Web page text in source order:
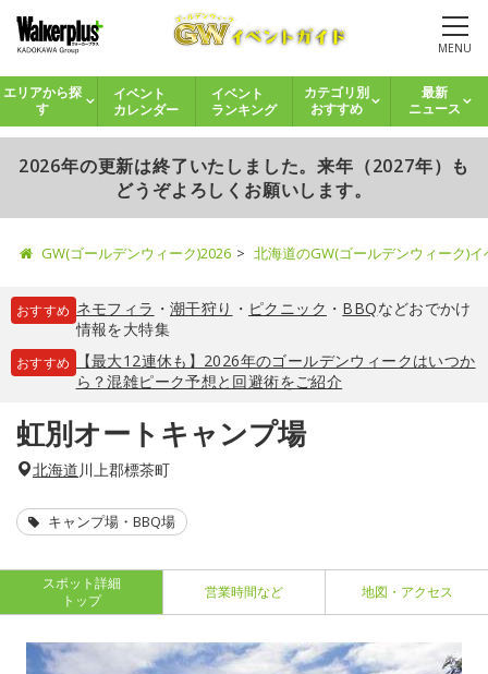
MENU
エリアから探
す
イベント
カレンダー
イベント
ランキング
カテゴリ別
おすすめ
最新
ニュース
2026年の更新は終了いたしました。来年（2027年）も
どうぞよろしくお願いします。
GW(ゴールデンウィーク)2026 北海道のGW(ゴールデンウィーク)
おすすめ ネモフィラ ・ 潮干狩り ・ ピクニック ・ BBQなどおでかけ
情報を大特集
おすすめ
【最大12連休も】2026年のゴールデンウィークはいつか
ら？混雑ピーク予想と回避術をご紹介
虹別オートキャンプ場
北海道川上郡標茶町
キャンプ場・BBQ場
スポット詳細
トップ
営業時間など 地図・アクセス